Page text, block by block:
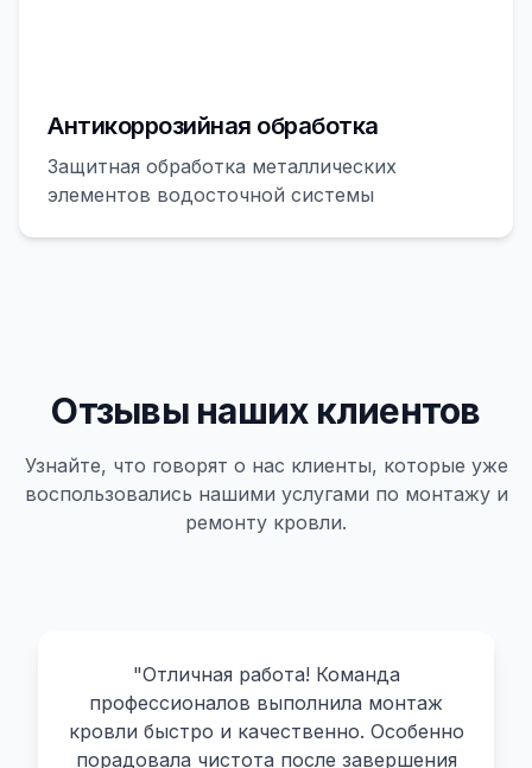
Антикоррозийная обработка
Защитная обработка металлических
элементов водосточной системы
Отзывы наших клиентов
Узнайте, что говорят о нас клиенты, которые уже
воспользовались нашими услугами по монтажу и
ремонту кровли.
"Отличная работа! Команда
профессионалов выполнила монтаж
кровли быстро и качественно. Особенно
порадовала чистота после завершения